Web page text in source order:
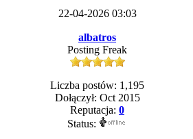
22-04-2026 03:03
albatros
Posting Freak
Liczba postów: 1,195
Dołączył: Oct 2015
Reputacja: 0
Status: